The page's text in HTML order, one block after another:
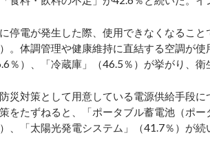
停電が発生した際、使用できなくなること
）。体調管理や健康維持に直結する空調が
％）、「冷蔵庫」（46.5％）が挙がり、
災対策として用意している電源供給手段
をたずねると、「ポータブル蓄電池（ポ
）、「太陽光発電システム」（41.7％）が続